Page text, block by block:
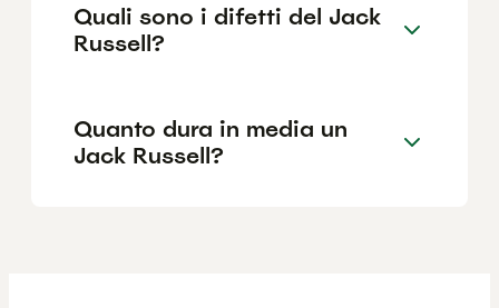
Quali sono i difetti del Jack
Russell?
Quanto dura in media un
Jack Russell?